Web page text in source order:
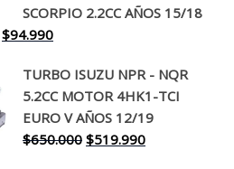
SCORPIO 2.2CC AÑOS 15/18
El
original
era:
$130.000.
$94.990El
actual
es:
$94.990.
TURBO ISUZU NPR - NQR
5.2CC MOTOR 4HK1-TCI
EURO V AÑOS 12/19
$650.000 El
$519.990El